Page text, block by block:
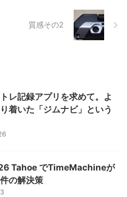
質感その2
レ記録アプリを求めて。よ
着いた「ジムナビ」という
Tahoe でTimeMachineが
の解決策